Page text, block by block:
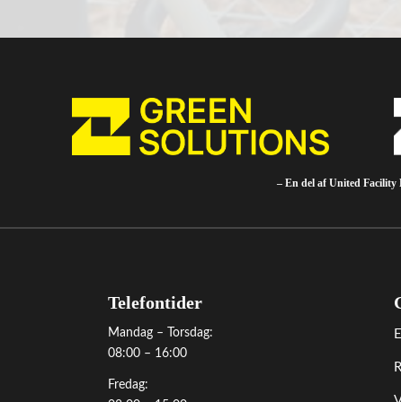
– En del af United Facility
Telefontider
Mandag – Torsdag:
08:00 – 16:00
Fredag: